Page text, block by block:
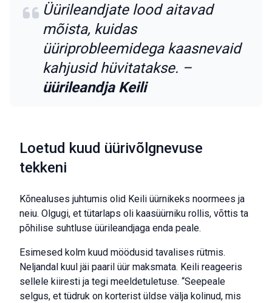
Üürileandjate lood aitavad
mõista, kuidas
üüriprobleemidega kaasnevaid
kahjusid hüvitatakse. –
üürileandja Keili
Loetud kuud üürivõlgnevuse
tekkeni
Kõnealuses juhtumis olid Keili üürnikeks noormees ja
neiu. Olgugi, et tütarlaps oli kaasüürniku rollis, võttis ta
põhilise suhtluse üürileandjaga enda peale.
Esimesed kolm kuud möödusid tavalises rütmis.
Neljandal kuul jäi paaril üür maksmata. Keili reageeris
sellele kiiresti ja tegi meeldetuletuse. “Seepeale
selgus, et tüdruk on korterist üldse välja kolinud, mis